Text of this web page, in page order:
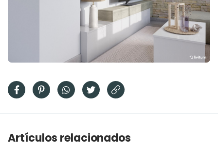
Artículos relacionados